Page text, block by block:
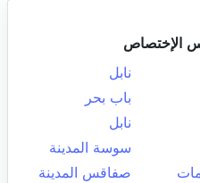
الإختصاص
نابل
باب بحر
نابل
سوسة المدينة
صفاقس المدينة